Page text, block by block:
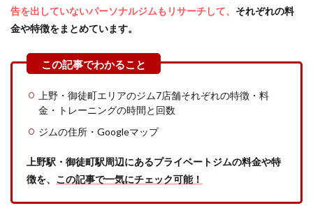
告を出していないパーソナルジムもリサーチして、 それぞれの料
金や特徴をまとめています。
上野・御徒町エリアのジム7店舗それぞれの特徴・料
金・トレーニングの時間と回数
ジムの住所・Googleマップ
上野駅・御徒町駅周辺にあるプライベートジムの料金や特
徴を、 この記事で一気にチェック可能！